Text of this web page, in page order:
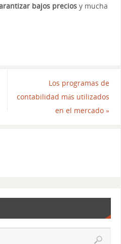
bajos preciosy mucha
Los programas de
contabilidad más utilizados
en el mercado»